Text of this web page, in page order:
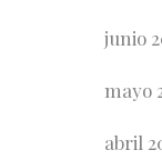
junio
mayo
abril